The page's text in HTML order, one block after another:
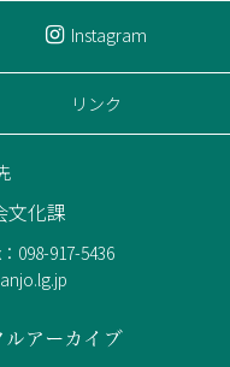
Instagram
リンク
文化課
098-917-5436